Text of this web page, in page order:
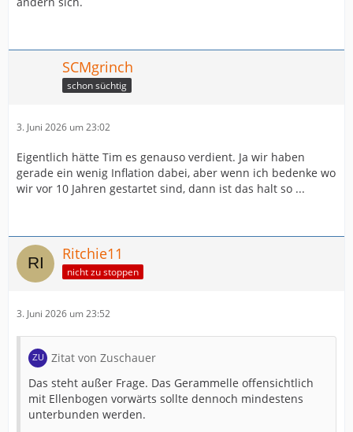
SCMgrinch
schon süchtig
3. Juni 2026 um 23:02
Eigentlich hätte Tim es genauso verdient. Ja wir haben
gerade ein wenig Inflation dabei, aber wenn ich bedenke wo
wir vor 10 Jahren gestartet sind, dann ist das halt so ...
Ritchie11
nicht zu stoppen
3. Juni 2026 um 23:52
Zitat von Zuschauer
Das steht außer Frage. Das Gerammelle offensichtlich
mit Ellenbogen vorwärts sollte dennoch mindestens
unterbunden werden.